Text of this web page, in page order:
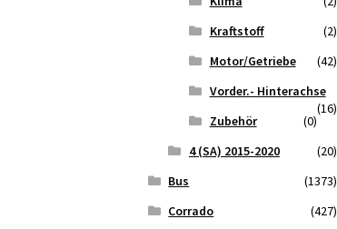
Kraftstoff
(2)
Motor/Getriebe
(42)
Vorder.- Hinterachse
(16)
Zubehör
(0)
4 (SA) 2015-2020
(20)
Bus
(1373)
Corrado
(427)